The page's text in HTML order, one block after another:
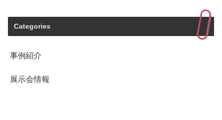
Categories
事例紹介
展示会情報